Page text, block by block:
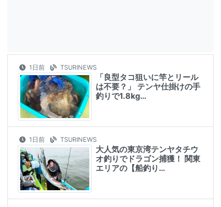
1日前 TSURINEWS
「良型タコ狙いに竿とリール
は不要？」 テンヤ仕掛けの手
釣りで1.8kg…
1日前 TSURINEWS
大人気の東京湾テンヤタチウ
オ釣りでドラゴン捕獲！ 関東
エリアの【船釣り…